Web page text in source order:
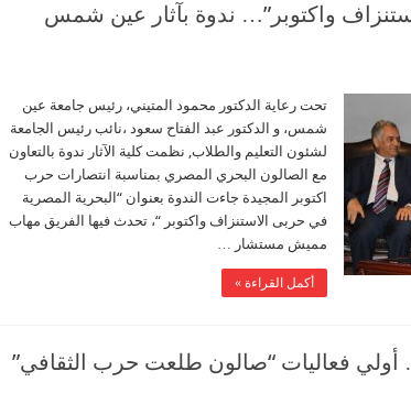
واكتوبر”… ندوة بآثار عين شمس
تحت رعاية الدكتور محمود المتيني، رئيس جامعة عين
شمس، و الدكتور عبد الفتاح سعود ،نائب رئيس الجامعة
لشئون التعليم والطلاب, نظمت كلية الآثار ندوة بالتعاون
مع الصالون البحري المصري بمناسبة انتصارات حرب
اكتوبر المجيدة جاءت الندوة بعنوان “البحرية المصرية
في حربى الاستنزاف واكتوبر “، تحدث فيها الفريق مهاب
مميش مستشار …
أكمل القراءة »
أولي فعاليات “صالون طلعت حرب الثقافي”